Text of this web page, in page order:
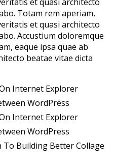
Totam rem aperiam,
et quasi architecto
Accustium doloremque
eaque ipsa quae ab
beatae vitae dicta
Internet Explorer
WordPress
Internet Explorer
WordPress
To Building Better Collage